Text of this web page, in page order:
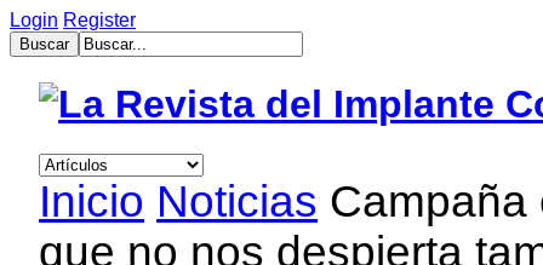
Login Register
Inicio Noticias Campaña
que no nos despierta
muğla
escort
bayan
escort
aydın
bayan
escort
bayan
çanakkale